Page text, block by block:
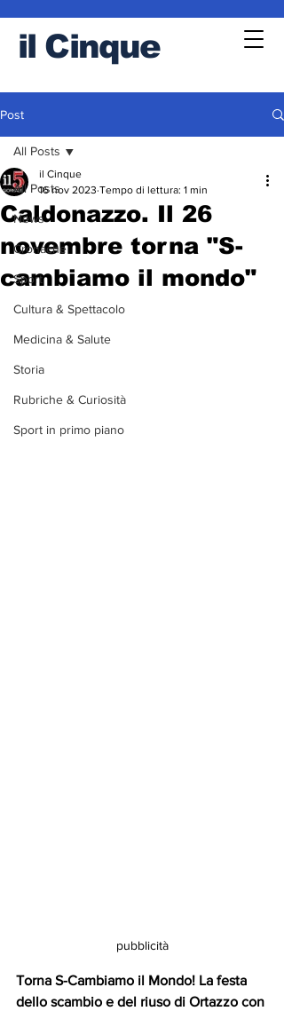
il Cinque
Post
All Posts
News
Cronache
Sport
Cultura & Spettacolo
Medicina & Salute
Storia
Rubriche & Curiosità
Sport in primo piano
All Posts
Caldonazzo. Il 26
novembre torna "S-
cambiamo il mondo"
il Cinque
16 nov 2023 Tempo di lettura: 1 min
pubblicità
Torna S-Cambiamo il Mondo! La festa
dello scambio e del riuso di Ortazzo con